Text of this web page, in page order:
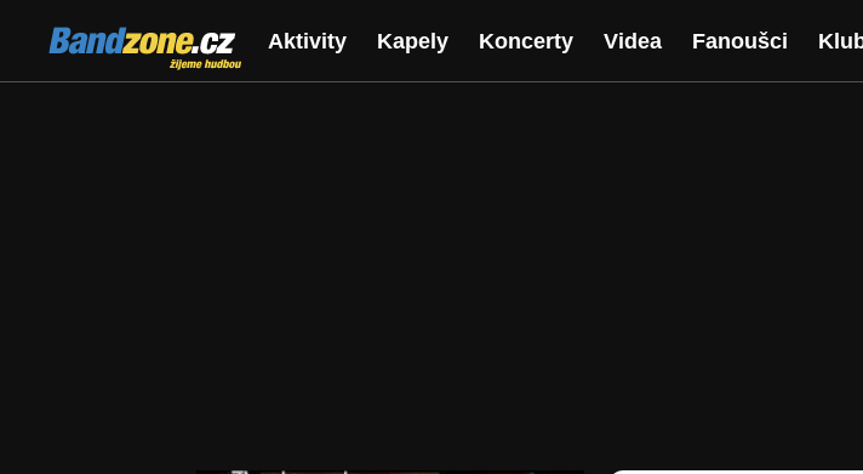
Bandzone.cz
žijeme hudbou
Aktivity Kapely Koncerty Videa Fanoušci